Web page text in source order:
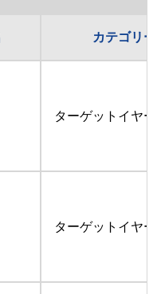
カテゴリ
ターゲットイヤ
ターゲットイヤ